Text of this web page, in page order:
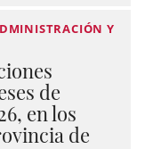
Y
de
en los
de